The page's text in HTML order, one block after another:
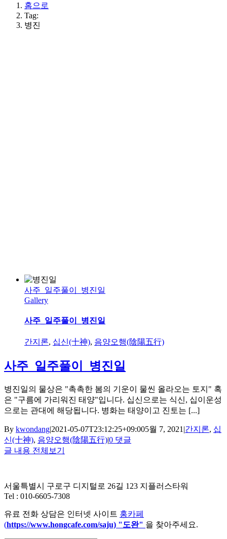
홈으로
Tag:
병진
사주_일주풀이_병진일
Gallery
사주_일주풀이_병진일
간지론, 십신(十神), 음양오행(陰陽五行)
사주_일주풀이_병진일
병진일의 물상은 "촉촉한 봄의 기운이 물씬 올라오는 토지" 혹
은 "구름에 가리워진 태양"입니다. 십신으로는 식신, 십이운성
으로는 관대에 해당됩니다. 병화는 태양이고 진토는 [...]
By kwondang|2021-05-07T23:12:25+09:005월 7, 2021 |간지론, 십
신(十神), 음양오행(陰陽五行)|0 댓글
글 내용 전체보기
서울특별시 구로구 디지털로 26길 123 지플러스타워
Tel : 010-6605-7308
유료 전화 상담은 인터넷 사이트 홍카페
(https://www.hongcafe.com/saju) "도완" 을 찾아주세요.